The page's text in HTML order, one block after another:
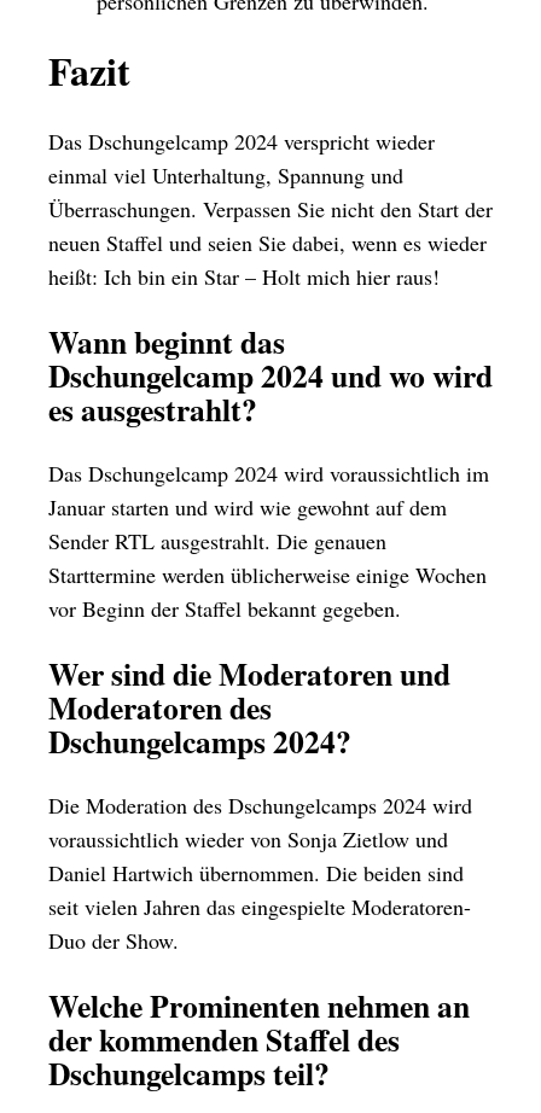
Fazit
Das Dschungelcamp 2024 verspricht wieder
einmal viel Unterhaltung, Spannung und
Überraschungen. Verpassen Sie nicht den Start der
neuen Staffel und seien Sie dabei, wenn es wieder
heißt: Ich bin ein Star – Holt mich hier raus!
Wann beginnt das
Dschungelcamp 2024 und wo wird
es ausgestrahlt?
Das Dschungelcamp 2024 wird voraussichtlich im
Januar starten und wird wie gewohnt auf dem
Sender RTL ausgestrahlt. Die genauen
Starttermine werden üblicherweise einige Wochen
vor Beginn der Staffel bekannt gegeben.
Wer sind die Moderatoren und
Moderatoren des
Dschungelcamps 2024?
Die Moderation des Dschungelcamps 2024 wird
voraussichtlich wieder von Sonja Zietlow und
Daniel Hartwich übernommen. Die beiden sind
seit vielen Jahren das eingespielte Moderatoren-
Duo der Show.
Welche Prominenten nehmen an
der kommenden Staffel des
Dschungelcamps teil?